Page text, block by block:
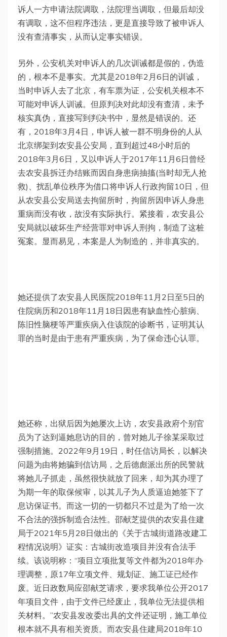
诉人一方申请法院调取，法院理当调取，但最后却没
有调取，这不但程序违法，更是直接导致了被申诉人
没有查清事实，从而认定事实错误。
另外，公安机关对申诉人的几次训诫都是假的，伪造
的，根本不是事实。尤其是2018年2月6日的训诚，
当时申诉人去了北京，有车票为证，公安机关根本不
可能对申诉人训诫。但原判决对此却没有查清，未予
核实真伪，直接写到判决书中，显然是错误的。还
有，2018年3月4日，申诉人被一群不明身份的人从
北京绑架到农安县公安局，直到超过48小时后的
2018年3月6日，又以申诉人于2017年11月6日曾经
去农安县拆迁办结账而因自身患病抽搐(当时却无人抢
救)、扰乱单位秩序为借口将申诉人行政拘留10日，但
从农安县公安局送去拘留所时，拘留所因申诉人身患
重病而没有收，故没有实际执行。紧接着，农安县公
安局就以破坏生产经营罪对申诉人刑拘，制造了这桩
冤案。显而易见，本案是人为制造的，并非真实的。
她还提供了农安县人民医院2018年11月2日至5日的
住院病历和2018年11月18日因患有缺血性心脏病、
陈旧性脑梗等严重疾病入住该院的诊断书，证明其认
罪的当时是由于患有严重疾病，为了保命违心认罪。
她还称，出狱后因为她屡次上访，农安县政府个别官
员为了达到逼她息访的目的，曾对她儿子徐某采取过
强制措施。2022年9月19日，时任信访局长，以解决
问题为由将她骗到信访局，之后德彪派出所的民警就
将她儿子抓走，虽然很快就放了回来，却为其办理了
为期一年的取保候审，以其儿子为人质逼迫她签下了
息访保证书。而这一切的一切都只不过是为了给一次
不合法的强拆制造合法性。邵献芝提供的农安县住建
局于2021年5月28日做出的《关于古城街道路改建工
程情况说明》证实：古城街改造项目并没有合法手
续。该说明称：“项目立项批复等文件都为2018年办
理调整，原17年立项文件、规划证、施工证已经作
废。近日政数局应邵献芝请求，要求我单位公开2017
年项目文件，由于文件已经废止，我单位无法提供相
关材料。”农安县发改委出具的文件还证明，施工单位
根本就不具有相关资质。而农安县住建局2018年10